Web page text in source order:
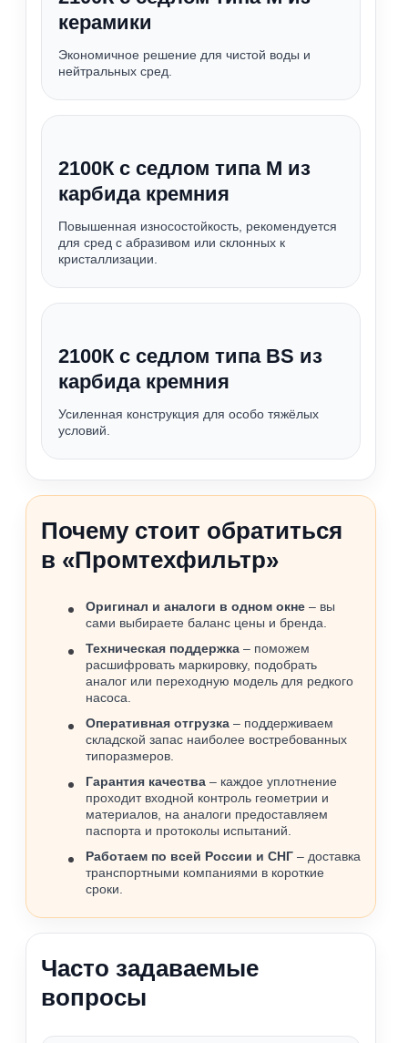
керамики
Экономичное решение для чистой воды и
нейтральных сред.
2100К с седлом типа М из
карбида кремния
Повышенная износостойкость, рекомендуется
для сред с абразивом или склонных к
кристаллизации.
2100К с седлом типа BS из
карбида кремния
Усиленная конструкция для особо тяжёлых
условий.
Почему стоит обратиться
в «Промтехфильтр»
Оригинал и аналоги в одном окне – вы
сами выбираете баланс цены и бренда.
Техническая поддержка – поможем
расшифровать маркировку, подобрать
аналог или переходную модель для редкого
насоса.
Оперативная отгрузка – поддерживаем
складской запас наиболее востребованных
типоразмеров.
Гарантия качества – каждое уплотнение
проходит входной контроль геометрии и
материалов, на аналоги предоставляем
паспорта и протоколы испытаний.
Работаем по всей России и СНГ – доставка
транспортными компаниями в короткие
сроки.
Часто задаваемые
вопросы